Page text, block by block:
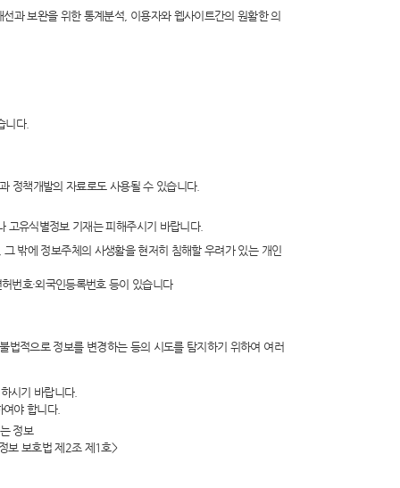
과 보완을 위한 통계분석, 이용자와 웹사이트간의 원활한 의
니다.
정책개발의 자료로도 사용될 수 있습니다.
고유식별정보 기재는 피해주시기 바랍니다.
밖에 정보주체의 사생활을 현저히 침해할 우려가 있는 개인
번호·외국인등록번호 등이 있습니다
적으로 정보를 변경하는 등의 시도를 탐지하기 위하여 여러
시기 바랍니다.
야 합니다.
정보
보 보호법 제2조 제1호>